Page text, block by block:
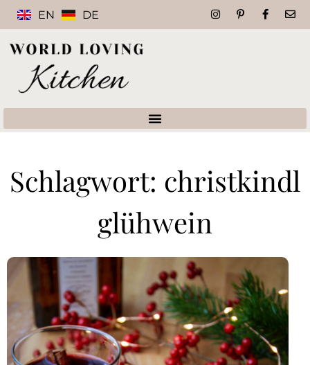
EN DE
Schlagwort: christkindl
glühwein